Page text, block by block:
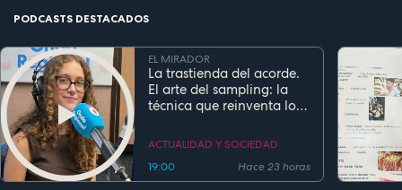
PODCASTS DESTACADOS
EL MIRADOR
La trastienda del acorde.
El arte del sampling: la
técnica que reinventa los
actual
ACTUALIDAD Y SOCIEDAD
19:00
Hace 23 horas